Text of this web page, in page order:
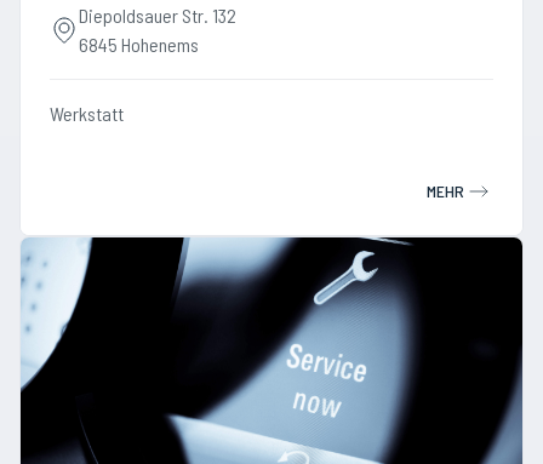
Diepoldsauer Str. 132
6845 Hohenems
Werkstatt
MEHR